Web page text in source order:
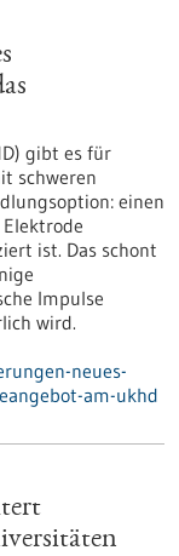
gibt es für
schweren
einen
ist. Das schont
Impulse
wird.
neues-
am-ukhd